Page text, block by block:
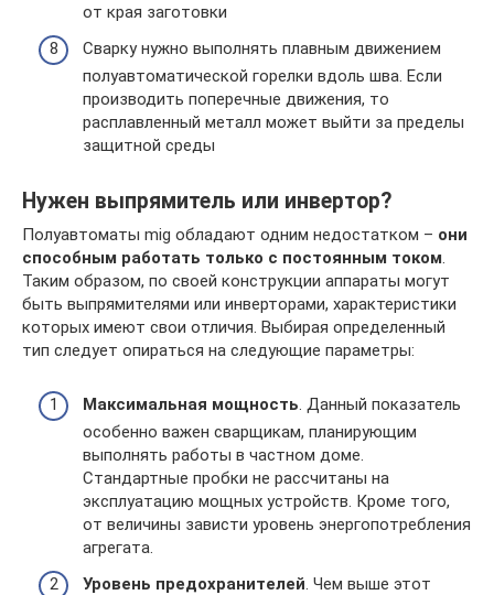
от края заготовки
Сварку нужно выполнять плавным движением
полуавтоматической горелки вдоль шва. Если
производить поперечные движения, то
расплавленный металл может выйти за пределы
защитной среды
Нужен выпрямитель или инвертор?
Полуавтоматы mig обладают одним недостатком – они
способным работать только с постоянным током.
Таким образом, по своей конструкции аппараты могут
быть выпрямителями или инверторами, характеристики
которых имеют свои отличия. Выбирая определенный
тип следует опираться на следующие параметры:
Максимальная мощность . Данный показатель
особенно важен сварщикам, планирующим
выполнять работы в частном доме.
Стандартные пробки не рассчитаны на
эксплуатацию мощных устройств. Кроме того,
от величины зависти уровень энергопотребления
агрегата.
Уровень предохранителей. Чем выше этот